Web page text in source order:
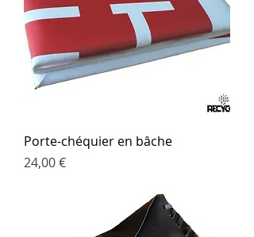
Porte-chéquier en bâche
Prix
24,00 €